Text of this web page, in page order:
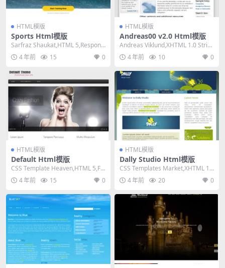
HTML模版
Sports Html模版
Sarfraz Shaukat,HTML 5,Responsi
ve, 4 Col...
4 年前 15 0
HTML模版
Andreas00 v2.0 Html模版
Andreas Viklund,XHTML 1.0 Strict,
Fixed W...
4 年前 10 0
HTML模版
Default Html模版
CSS Template Heaven,HTML 5,Fix
ed Width, ...
4 年前 15 0
HTML模版
Dally Studio Html模版
CSS Templates Market,XHTML 1.
0 Transitio...
4 年前 20 0